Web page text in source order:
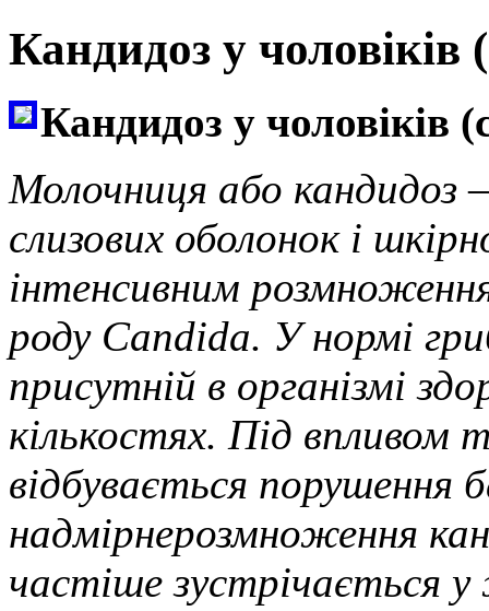
Кандидоз у
Кандидоз у чоловіків
Молочниця або кандидоз
слизових оболонок і
інтенсивним
роду Candida. У нормі
присутній в організмі
кількостях. Під впливом
відбувається порушення
надмірнерозмноження
частіше зустрічається